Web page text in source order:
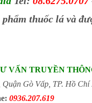
thuốc lá và
VẤN TRUYỀN
Gò Vấp, TP. Hồ Chí
0936.207.619